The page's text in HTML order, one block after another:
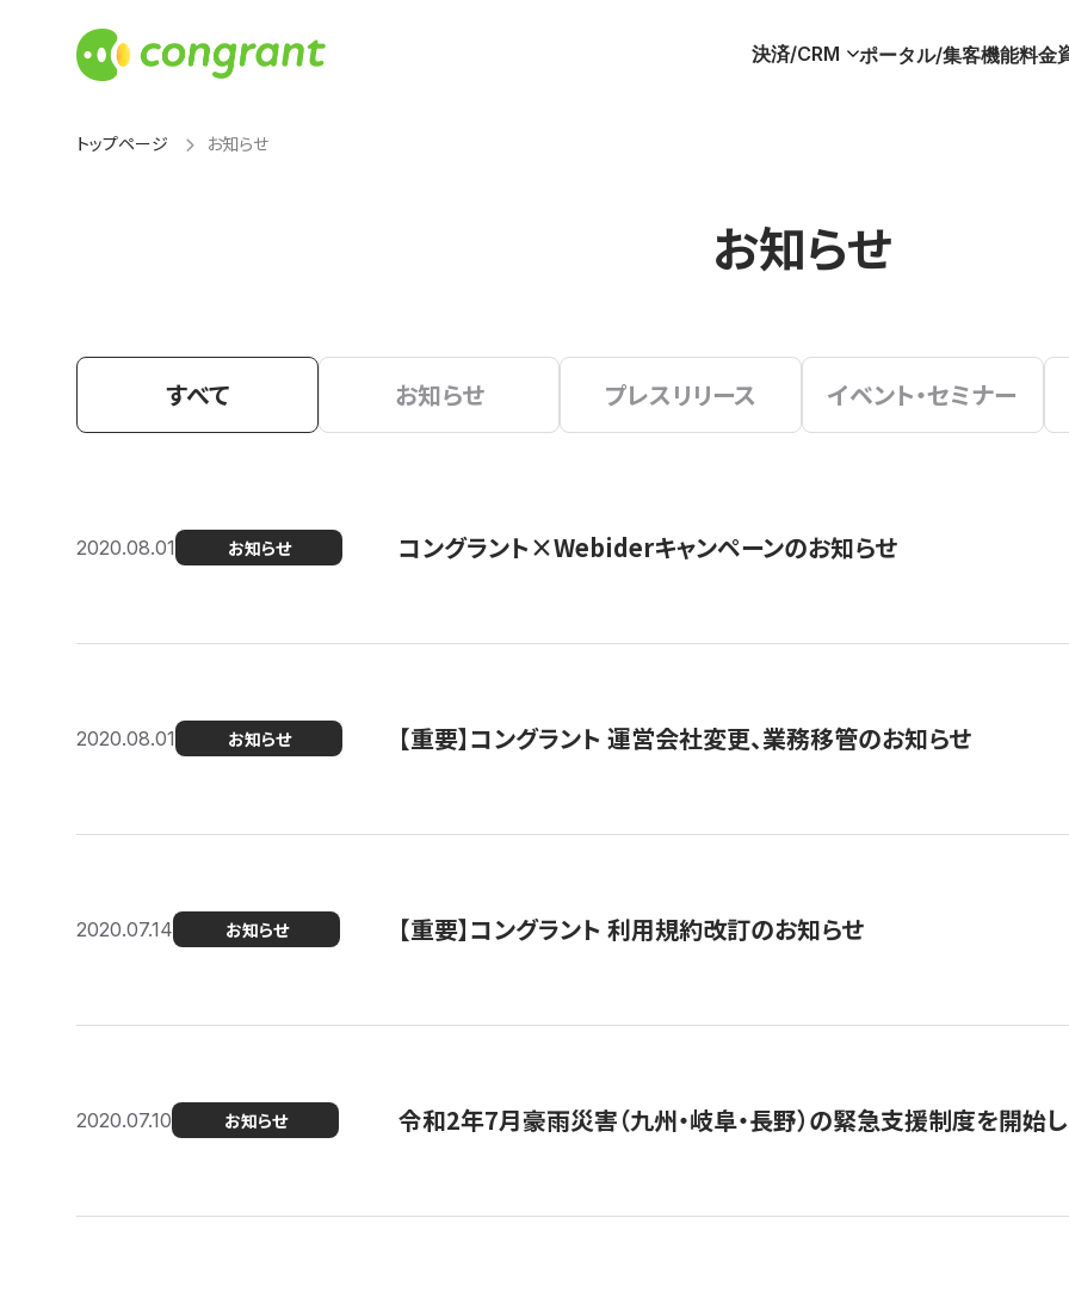
決済/CRM ポータル/集客機能料金
トップページ お知らせ
お知らせ
すべて お知らせ プレスリリース イベント・セミナー
2020.08.01 お知らせ コングラント×Webiderキャンペーンのお知らせ
2020.08.01 お知らせ 【重要】コングラント 運営会社変更、業務移管のお知らせ
2020.07.14 お知らせ 【重要】コングラント 利用規約改訂のお知らせ
2020.07.10 お知らせ 令和2年7月豪雨災害（九州・岐阜・長野）の緊急支援制度を開始